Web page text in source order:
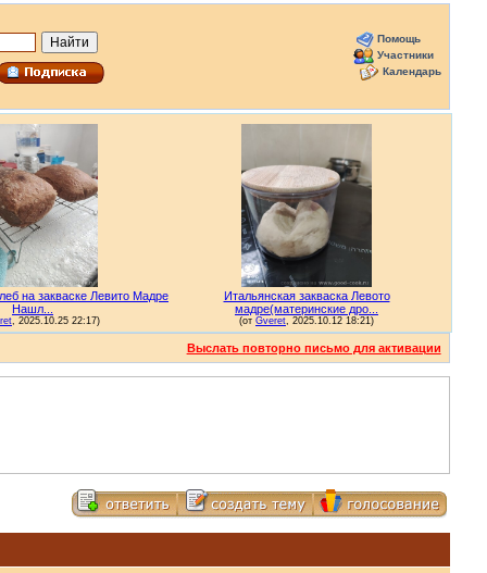
Помощь
Участники
Календарь
Выслать повторно письмо для активации